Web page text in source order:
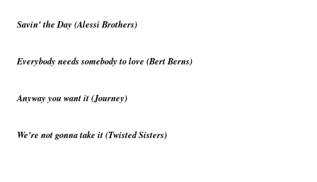
Savin' the Day (Alessi Brothers)
Everybody needs somebody to love (Bert Berns)
Anyway you want it (Journey)
We're not gonna take it (Twisted Sisters)